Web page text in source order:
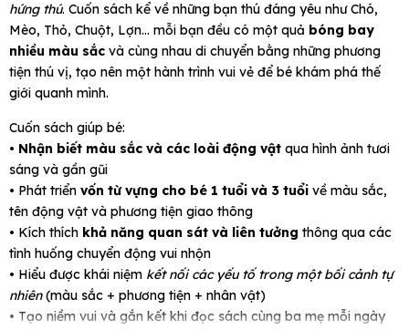
hứng thú. Cuốn sách kể về những bạn thú đáng yêu như Chó,
Mèo, Thỏ, Chuột, Lợn… mỗi bạn đều có một quả bóng bay
nhiều màu sắc và cùng nhau di chuyển bằng những phương
tiện thú vị, tạo nên một hành trình vui vẻ để bé khám phá thế
giới quanh mình.
Cuốn sách giúp bé:
• Nhận biết màu sắc và các loài động vật qua hình ảnh tươi
sáng và gần gũi
• Phát triển vốn từ vựng cho bé 1 tuổi và 3 tuổi về màu sắc,
tên động vật và phương tiện giao thông
• Kích thích khả năng quan sát và liên tưởng thông qua các
tình huống chuyển động vui nhộn
• Hiểu được khái niệm kết nối các yếu tố trong một bối cảnh tự
nhiên(màu sắc + phương tiện + nhân vật)
• Tạo niềm vui và gắn kết khi đọc sách cùng ba mẹ mỗi ngày